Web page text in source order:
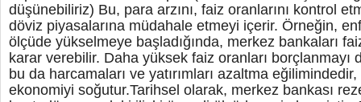
düşünebiliriz) Bu, para arzını, faiz oranlarını kontrol
döviz piyasalarına müdahale etmeyi içerir. Örneğin,
ölçüde yükselmeye başladığında, merkez bankaları
karar verebilir. Daha yüksek faiz oranları borçlanmayı
bu da harcamaları ve yatırımları azaltma eğilimindedir,
ekonomiyi soğutur.Tarihsel olarak, merkez bankası